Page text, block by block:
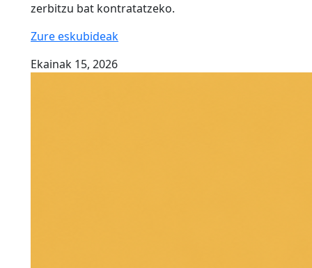
zerbitzu bat kontratatzeko.
Zure eskubideak
Ekainak 15, 2026